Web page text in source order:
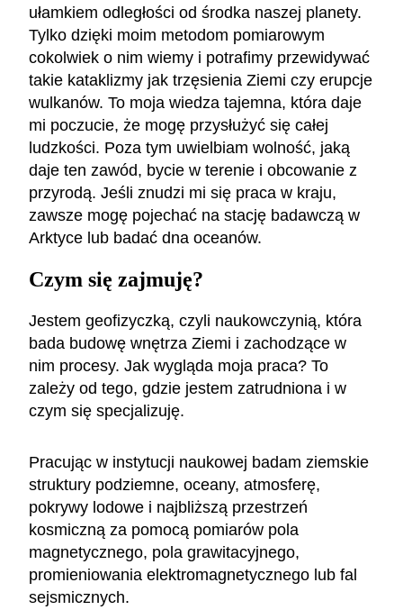
ułamkiem odległości od środka naszej planety.
Tylko dzięki moim metodom pomiarowym
cokolwiek o nim wiemy i potrafimy przewidywać
takie kataklizmy jak trzęsienia Ziemi czy erupcje
wulkanów. To moja wiedza tajemna, która daje
mi poczucie, że mogę przysłużyć się całej
ludzkości. Poza tym uwielbiam wolność, jaką
daje ten zawód, bycie w terenie i obcowanie z
przyrodą. Jeśli znudzi mi się praca w kraju,
zawsze mogę pojechać na stację badawczą w
Arktyce lub badać dna oceanów.
Czym się zajmuję?
Jestem geofizyczką, czyli naukowczynią, która
bada budowę wnętrza Ziemi i zachodzące w
nim procesy. Jak wygląda moja praca? To
zależy od tego, gdzie jestem zatrudniona i w
czym się specjalizuję.
Pracując w instytucji naukowej badam ziemskie
struktury podziemne, oceany, atmosferę,
pokrywy lodowe i najbliższą przestrzeń
kosmiczną za pomocą pomiarów pola
magnetycznego, pola grawitacyjnego,
promieniowania elektromagnetycznego lub fal
sejsmicznych.